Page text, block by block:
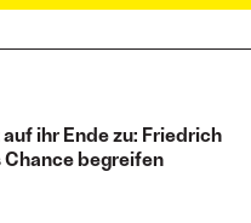
auf ihr Ende zu: Friedrich
Chance begreifen